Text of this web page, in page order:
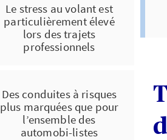
Le stress au volant est
particulièrement élevé
lors des trajets
professionnels
Des conduites à risques
plus marquées que pour
l’ensemble des
automobi-listes